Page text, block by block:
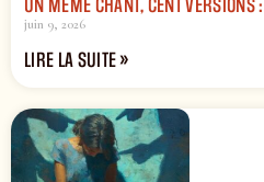
UN MÊME CHANT, CENT VERSIONS
juin 9, 2026
LIRE LA SUITE »